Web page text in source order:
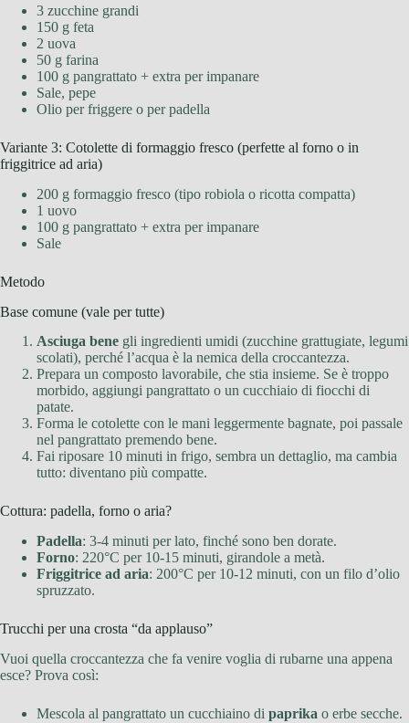
3 zucchine grandi
150 g feta
2 uova
50 g farina
100 g pangrattato + extra per impanare
Sale, pepe
Olio per friggere o per padella
Variante 3: Cotolette di formaggio fresco (perfette al forno o in
friggitrice ad aria)
200 g formaggio fresco (tipo robiola o ricotta compatta)
1 uovo
100 g pangrattato + extra per impanare
Sale
Metodo
Base comune (vale per tutte)
Asciuga bene gli ingredienti umidi (zucchine grattugiate, legumi
scolati), perché l’acqua è la nemica della croccantezza.
Prepara un composto lavorabile, che stia insieme. Se è troppo
morbido, aggiungi pangrattato o un cucchiaio di fiocchi di
patate.
Forma le cotolette con le mani leggermente bagnate, poi passale
nel pangrattato premendo bene.
Fai riposare 10 minuti in frigo, sembra un dettaglio, ma cambia
tutto: diventano più compatte.
Cottura: padella, forno o aria?
Padella: 3-4 minuti per lato, finché sono ben dorate.
Forno: 220°C per 10-15 minuti, girandole a metà.
Friggitrice ad aria: 200°C per 10-12 minuti, con un filo d’olio
spruzzato.
Trucchi per una crosta “da applauso”
Vuoi quella croccantezza che fa venire voglia di rubarne una appena
esce? Prova così:
Mescola al pangrattato un cucchiaino di paprika o erbe secche.